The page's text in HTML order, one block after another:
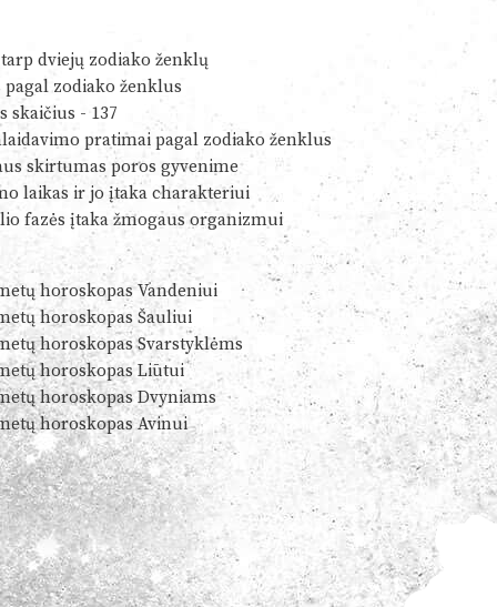
dviejų zodiako ženklų
pagal zodiako ženklus
skaičius - 137
pratimai pagal zodiako ženklus
skirtumas poros gyvenime
laikas ir jo įtaka charakteriui
fazės įtaka žmogaus organizmui
horoskopas Vandeniui
horoskopas Šauliui
horoskopas Svarstyklėms
horoskopas Liūtui
horoskopas Dvyniams
horoskopas Avinui